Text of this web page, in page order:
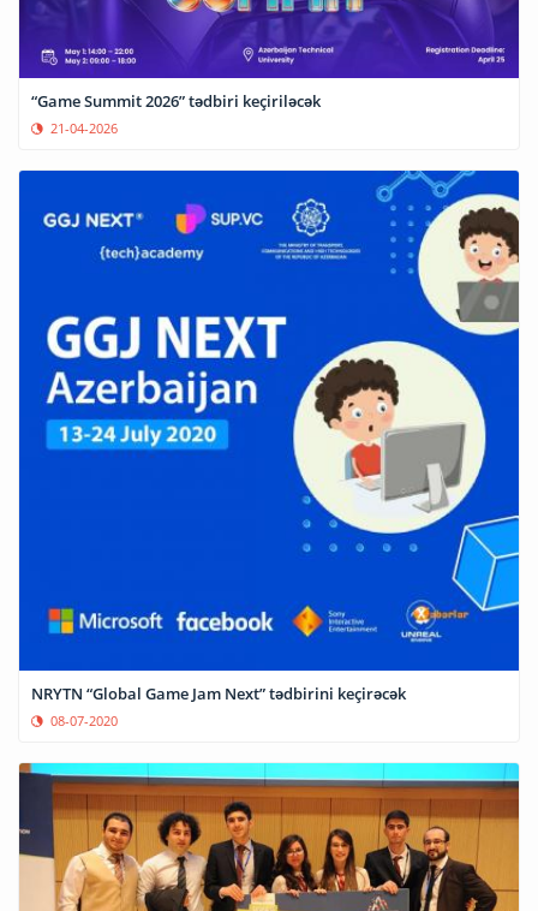
“Game Summit 2026” tədbiri keçiriləcək
21-04-2026
NRYTN “Global Game Jam Next” tədbirini keçirəcək
08-07-2020